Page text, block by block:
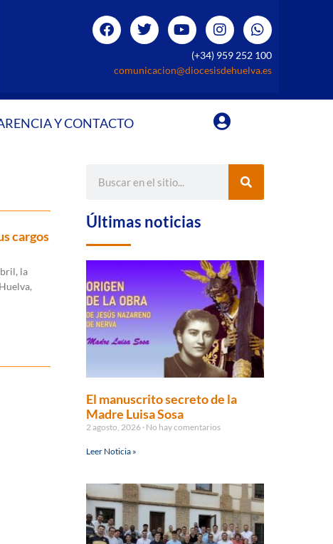
(+34) 959 252 100
comunicacion@diocesisdehuelva.es
Y CONTACTO
cargos
la
Últimas noticias
El manuscrito secreto de la
Madre Luisa Sosa
2 agosto, 2026 No hay comentarios
Leer Noticia »